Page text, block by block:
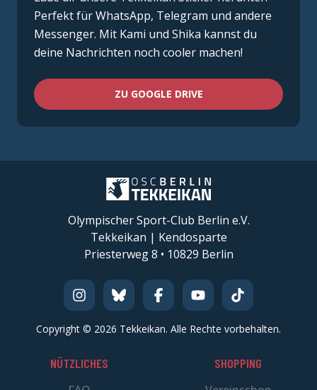
Perfekt für WhatsApp, Telegram und andere
Messenger. Mit Kami und Shika kannst du
deine Nachrichten noch cooler machen!
ZU GOOGLE DRIVE
Olympischer Sport-Club Berlin e.V.
Tekkeikan | Kendosparte
Priesterweg 8 • 10829 Berlin
Copyright © 2026 Tekkeikan. Alle Rechte vorbehalten.
NÜTZLICHES
SHOPPING